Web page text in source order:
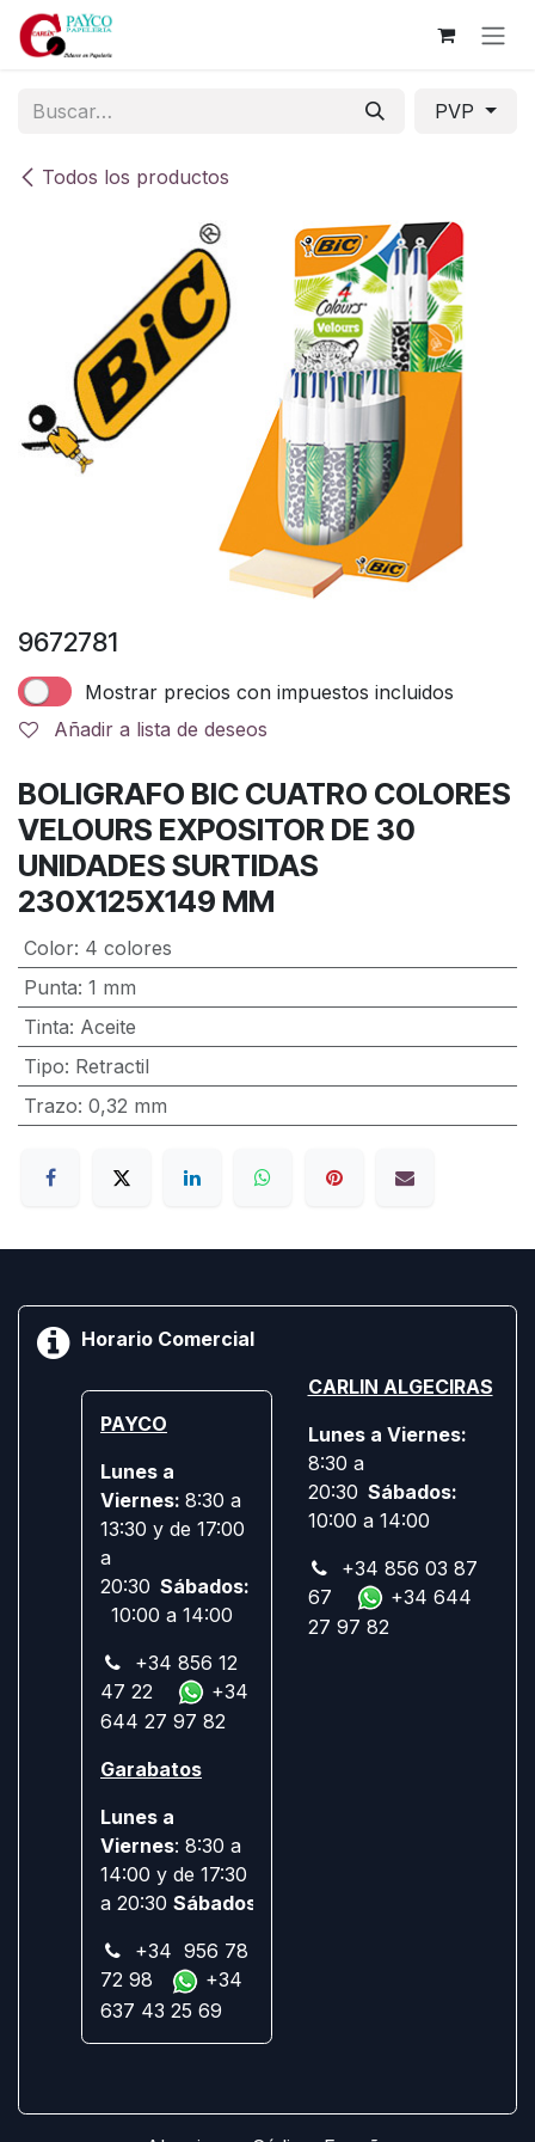
Ir al contenido
Todos los productos
PVP
9672781
Mostrar precios con impuestos incluidos
Añadir a lista de deseos
BOLIGRAFO BIC CUATRO COLORES
VELOURS EXPOSITOR DE 30
UNIDADES SURTIDAS
230X125X149 MM
Color: 4 colores
Punta: 1 mm
Tinta: Aceite
Tipo: Retractil
Trazo: 0,32 mm
Horario Comercial
PAYCO
Lunes a
Viernes: 8:30 a
13:30 y de 17:00
a
20:30 Sábados:
10:00 a 14:00
+34 856 12
47 22
+34
644 27 97 82
Garabatos
Lunes a
Viernes: 8:30 a
14:00 y de 17:30
a 20:30 Sábados:
+34 956 78
72 98
+34
637 43 25 69
CARLIN ALGECIRAS
Lunes a Viernes:
8:30 a
20:30 Sábados:
10:00 a 14:00
+34 856 03 87
67
+34 644
27 97 82